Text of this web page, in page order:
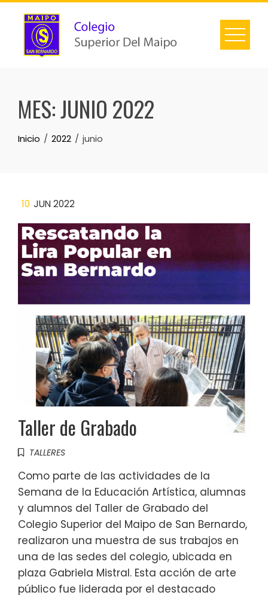
MES:JUNIO 2022
Inicio 2022 junio
10 JUN 2022
Taller de Grabado
TALLERES
Como parte de las actividades de la
Semana de la Educación Artística, alumnas
y alumnos del Taller de Grabado del
Colegio Superior del Maipo de San Bernardo,
realizaron una muestra de sus trabajos en
una de las sedes del colegio, ubicada en
plaza Gabriela Mistral. Esta acción de arte
público fue liderada por el destacado